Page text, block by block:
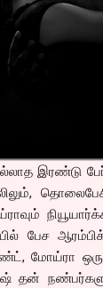
இரண்டு
பேச
மோய்ரா ஒரு
தன்